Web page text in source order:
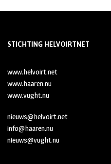
STICHTING HELVOIRTNET
www.helvoirt.net
www.haaren.nu
www.vught.nu
nieuws@helvoirt.net
info@haaren.nu
nieuws@vught.nu